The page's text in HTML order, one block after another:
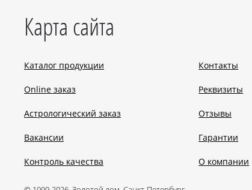
Карта сайта
Каталог продукции
Online заказ
Астрологический заказ
Вакансии
Контроль качества
Контакты
Реквизиты
Отзывы
Гарантии
О компании